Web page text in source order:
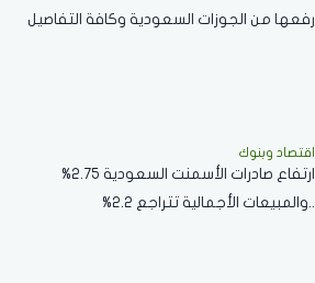
رفعها من الجوزات السعودية وكافة التفاصيل
اقتصاد وبنوك
ارتفاع صادرات الأسمنت السعودية 2.75%
..والمبيعات الأجمالية تتراجع 2.2%